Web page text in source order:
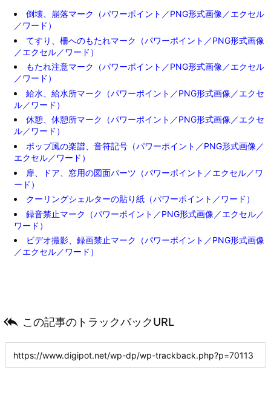
倒壊、崩落マーク（パワーポイント／PNG形式画像／エクセル
／ワード）
てすり、柵へのもたれマーク（パワーポイント／PNG形式画像
／エクセル／ワード）
もたれ注意マーク（パワーポイント／PNG形式画像／エクセル
／ワード）
給水、給水所マーク（パワーポイント／PNG形式画像／エクセ
ル／ワード）
休憩、休憩所マーク（パワーポイント／PNG形式画像／エクセ
ル／ワード）
ポップ風の楽譜、音符記号（パワーポイント／PNG形式画像／
エクセル／ワード）
扉、ドア、窓用の図面パーツ（パワーポイント／エクセル／ワ
ード）
クーリングシェルターの貼り紙（パワーポイント／ワード）
録音禁止マーク（パワーポイント／PNG形式画像／エクセル／
ワード）
ビデオ撮影、録画禁止マーク（パワーポイント／PNG形式画像
／エクセル／ワード）
 この記事のトラックバックURL